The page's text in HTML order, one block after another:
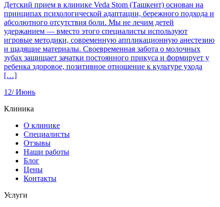
Детский прием в клинике Veda Stom (Ташкент) основан на
принципах психологической адаптации, бережного подхода и
абсолютного отсутствия боли. Мы не лечим детей
удержанием — вместо этого специалисты используют
игровые методики, современную аппликационную анестезию
и щадящие материалы. Своевременная забота о молочных
зубах защищает зачатки постоянного прикуса и формирует у
ребенка здоровое, позитивное отношение к культуре ухода
[…]
12/ Июнь
Клиника
О клинике
Специалисты
Отзывы
Наши работы
Блог
Цены
Контакты
Услуги